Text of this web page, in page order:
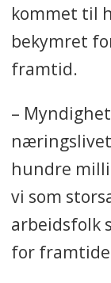
kommet til
bekymret
framtid.
–
hundre
vi som
arbeidsfolk
for